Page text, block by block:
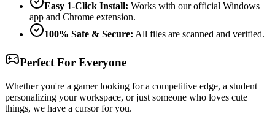
Easy 1-Click Install: Works with our official Windows
app and Chrome extension.
100% Safe & Secure: All files are scanned and verified.
Perfect For Everyone
Whether you're a gamer looking for a competitive edge, a student
personalizing your workspace, or just someone who loves cute
things, we have a cursor for you.